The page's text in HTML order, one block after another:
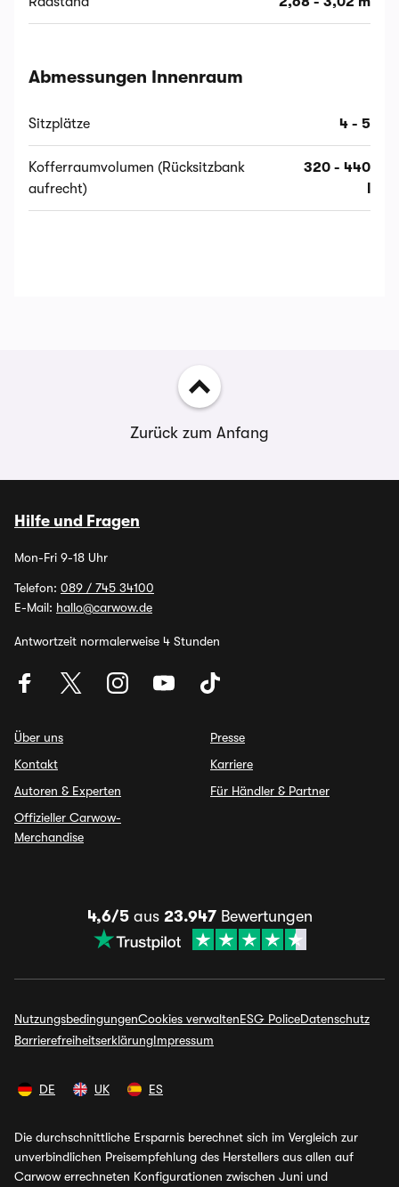
Abmessungen Innenraum
Sitzplätze 4 - 5
Kofferraumvolumen (Rücksitzbank
aufrecht)
320 - 440
Zurück zum Anfang
Hilfe und Fragen
Mon-Fri 9-18 Uhr
Telefon: 089 / 745 34100
E-Mail: hallo@carwow.de
Antwortzeit normalerweise 4 Stunden
Über uns
Kontakt
Autoren & Experten
Offizieller Carwow-
Merchandise
Presse
Karriere
Für Händler & Partner
4,6/5aus 23.947Bewertungen
NutzungsbedingungenCookies verwaltenESG PoliceDatenschutz
BarrierefreiheitserklärungImpressum
DE UK ES
Die durchschnittliche Ersparnis berechnet sich im Vergleich zur
unverbindlichen Preisempfehlung des Herstellers aus allen auf
Carwow errechneten Konfigurationen zwischen Juni und